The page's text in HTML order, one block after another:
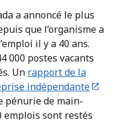
a annoncé le plus
que l’organisme a
il y a 40 ans.
000 postes vacants
Un rapport de la
indépendante
pénurie de main-
emplois sont restés